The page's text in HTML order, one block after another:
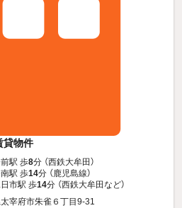
貸物件
駅 歩8分 （西鉄大牟田）
駅 歩14分 （鹿児島線）
市駅 歩14分 （西鉄大牟田など）
宰府市朱雀６丁目9-31